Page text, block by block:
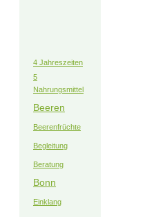
4 Jahreszeiten
5
Nahrungsmittel
Beeren
Beerenfrüchte
Begleitung
Beratung
Bonn
Einklang